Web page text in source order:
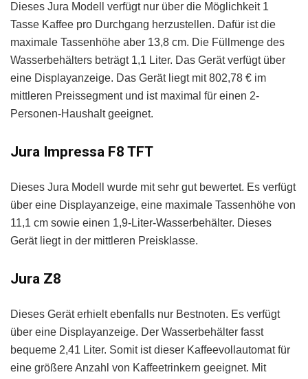
Dieses Jura Modell verfügt nur über die Möglichkeit 1
Tasse Kaffee pro Durchgang herzustellen. Dafür ist die
maximale Tassenhöhe aber 13,8 cm. Die Füllmenge des
Wasserbehälters beträgt 1,1 Liter. Das Gerät verfügt über
eine Displayanzeige. Das Gerät liegt mit 802,78 € im
mittleren Preissegment und ist maximal für einen 2-
Personen-Haushalt geeignet.
Jura Impressa F8 TFT
Dieses Jura Modell wurde mit sehr gut bewertet. Es verfügt
über eine Displayanzeige, eine maximale Tassenhöhe von
11,1 cm sowie einen 1,9-Liter-Wasserbehälter. Dieses
Gerät liegt in der mittleren Preisklasse.
Jura Z8
Dieses Gerät erhielt ebenfalls nur Bestnoten. Es verfügt
über eine Displayanzeige. Der Wasserbehälter fasst
bequeme 2,41 Liter. Somit ist dieser Kaffeevollautomat für
eine größere Anzahl von Kaffeetrinkern geeignet. Mit